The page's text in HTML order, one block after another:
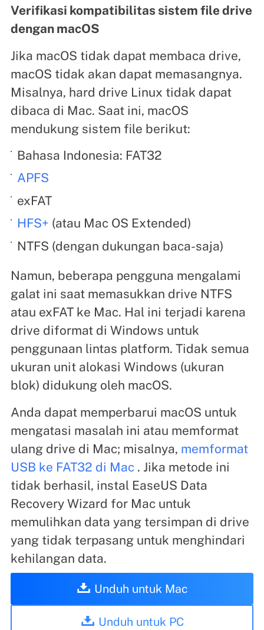
Verifikasi kompatibilitas sistem file drive
dengan macOS
Jika macOS tidak dapat membaca drive,
macOS tidak akan dapat memasangnya.
Misalnya, hard drive Linux tidak dapat
dibaca di Mac. Saat ini, macOS
mendukung sistem file berikut:
Bahasa Indonesia: FAT32
APFS
exFAT
HFS+ (atau Mac OS Extended)
NTFS (dengan dukungan baca-saja)
Namun, beberapa pengguna mengalami
galat ini saat memasukkan drive NTFS
atau exFAT ke Mac. Hal ini terjadi karena
drive diformat di Windows untuk
penggunaan lintas platform. Tidak semua
ukuran unit alokasi Windows (ukuran
blok) didukung oleh macOS.
Anda dapat memperbarui macOS untuk
mengatasi masalah ini atau memformat
ulang drive di Mac; misalnya, memformat
USB ke FAT32 di Mac. Jika metode ini
tidak berhasil, instal EaseUS Data
Recovery Wizard for Mac untuk
memulihkan data yang tersimpan di drive
yang tidak terpasang untuk menghindari
kehilangan data.
Unduh untuk Mac
Unduh untuk PC